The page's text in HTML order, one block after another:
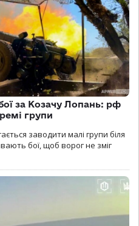
за Козачу Лопань: рф
групи
заводити малі групи біля
бої, щоб ворог не зміг